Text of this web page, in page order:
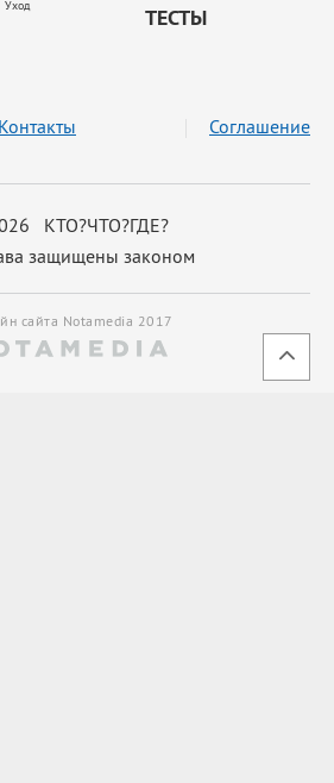
Уход ТЕСТЫ
КТО?ЧТО?ГДЕ?
защищены законом
Контакты Соглашение
сайта Notamedia 2017